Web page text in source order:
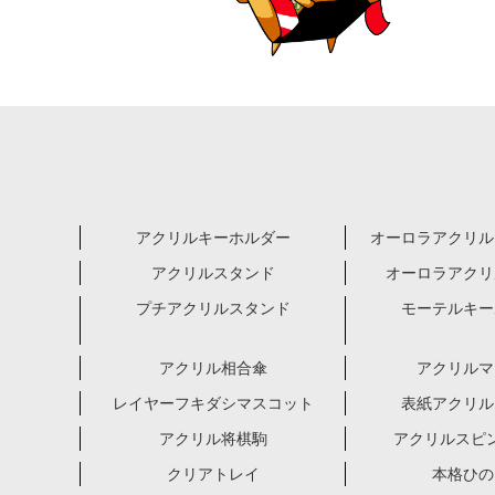
アクリルキーホルダー
オーロラアクリ
アクリルスタンド
オーロラアク
プチアクリルスタンド
モーテルキ
アクリル相合傘
アクリル
レイヤーフキダシマスコット
表紙アクリ
アクリル将棋駒
アクリルスピ
クリアトレイ
本格ひ